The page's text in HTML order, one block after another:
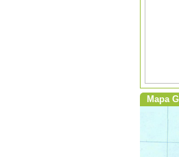
Mapa